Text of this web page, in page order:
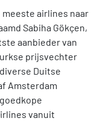
airlines naar
Sabiha Gökçen,
aanbieder van
prijsvechter
Duitse
Amsterdam
vanuit